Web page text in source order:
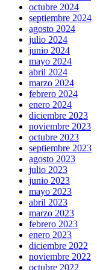
octubre 2024
septiembre 2024
agosto 2024
julio 2024
junio 2024
mayo 2024
abril 2024
marzo 2024
febrero 2024
enero 2024
diciembre 2023
noviembre 2023
octubre 2023
septiembre 2023
agosto 2023
julio 2023
junio 2023
mayo 2023
abril 2023
marzo 2023
febrero 2023
enero 2023
diciembre 2022
noviembre 2022
octubre 2022